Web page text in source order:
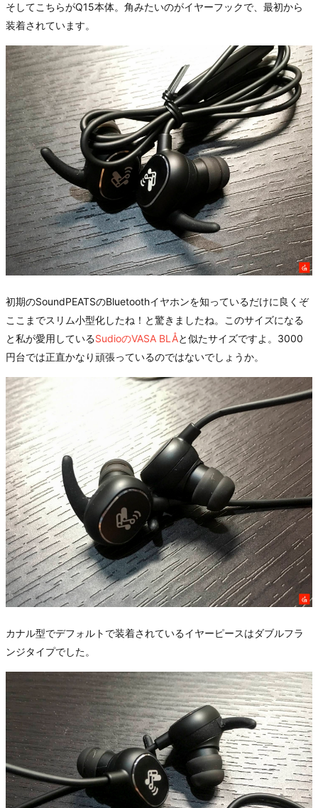
そしてこちらがQ15本体。角みたいのがイヤーフックで、最初から
装着されています。
初期のSoundPEATSのBluetoothイヤホンを知っているだけに良くぞ
ここまでスリム小型化したね！と驚きましたね。このサイズになる
と私が愛用しているSudioのVASA BLÅと似たサイズですよ。3000
円台では正直かなり頑張っているのではないでしょうか。
カナル型でデフォルトで装着されているイヤーピースはダブルフラ
ンジタイプでした。